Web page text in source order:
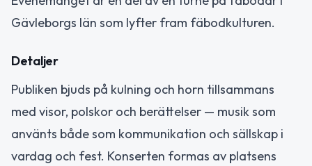
Gävleborgs län som lyfter fram fäbodkulturen.
Detaljer
Publiken bjuds på kulning och horn tillsammans
med visor, polskor och berättelser — musik som
använts både som kommunikation och sällskap i
vardag och fest. Konserten formas av platsens